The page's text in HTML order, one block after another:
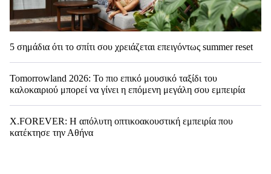
5 σημάδια ότι το σπίτι σου χρειάζεται επειγόντως summer reset
Tomorrowland 2026: Το πιο επικό μουσικό ταξίδι του
καλοκαιριού μπορεί να γίνει η επόμενη μεγάλη σου εμπειρία
X.FOREVER: Η απόλυτη οπτικοακουστική εμπειρία που
κατέκτησε την Αθήνα